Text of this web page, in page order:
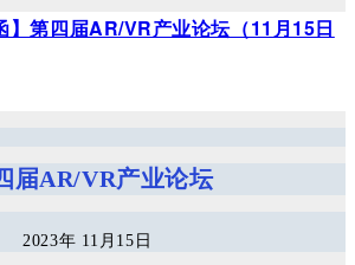
】第四届AR/VR产业论坛（11月15日
届AR/VR产业论坛
2023年 11月15日